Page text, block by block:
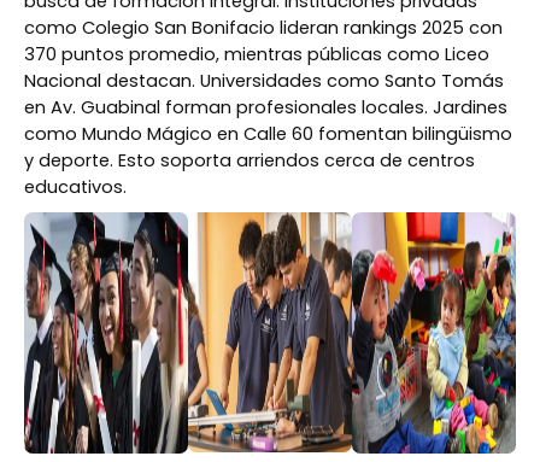
como Colegio San Bonifacio lideran rankings 2025 con
370 puntos promedio, mientras públicas como Liceo
Nacional destacan. Universidades como Santo Tomás
en Av. Guabinal forman profesionales locales. Jardines
como Mundo Mágico en Calle 60 fomentan bilingüismo
y deporte. Esto soporta arriendos cerca de centros
educativos.